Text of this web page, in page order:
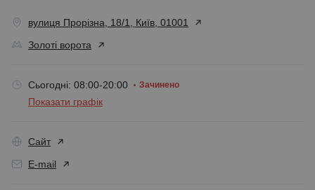
вулиця Прорізна, 18/1, Київ, 01001
Золоті ворота
Сьогодні: 08:00-20:00 Зачинено
Показати графік
Сайт
E-mail